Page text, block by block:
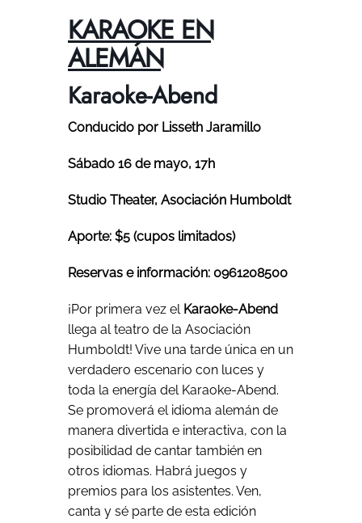
KARAOKE EN
ALEMÁN
Karaoke-Abend
Conducido por Lisseth Jaramillo
Sábado 16 de mayo, 17h
Studio Theater, Asociación Humboldt
Aporte: $5 (cupos limitados)
Reservas e información: 0961208500
¡Por primera vez el Karaoke-Abend
llega al teatro de la Asociación
Humboldt! Vive una tarde única en un
verdadero escenario con luces y
toda la energía del Karaoke-Abend.
Se promoverá el idioma alemán de
manera divertida e interactiva, con la
posibilidad de cantar también en
otros idiomas. Habrá juegos y
premios para los asistentes. Ven,
canta y sé parte de esta edición